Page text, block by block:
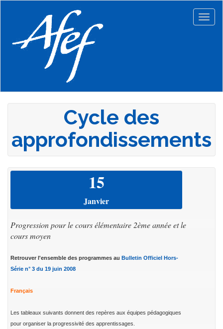
principal
Cycle des
approfondissements
15
Janvier
Progression pour le cours élémentaire 2ème année et le
cours moyen
Retrouver l'ensemble des programmes au Bulletin Officiel Hors-
Série n° 3 du 19 juin 2008
Français
Les tableaux suivants donnent des repères aux équipes pédagogiques
pour organiser la progressivité des apprentissages.